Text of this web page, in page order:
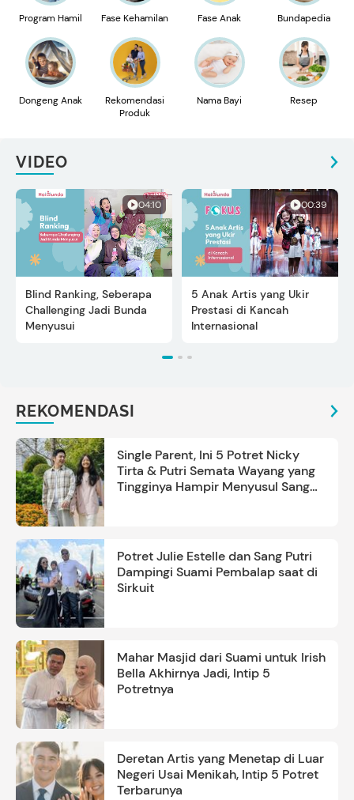
Program Hamil Fase Kehamilan Fase Anak Bundapedia
Dongeng Anak
Rekomendasi
Produk
Nama Bayi Resep
VIDEO
04:10
Blind Ranking, Seberapa
Challenging Jadi Bunda
Menyusui
00:39
5 Anak Artis yang Ukir
Prestasi di Kancah
Internasional
REKOMENDASI
Single Parent, Ini 5 Potret Nicky
Tirta & Putri Semata Wayang yang
Tingginya Hampir Menyusul Sang
Potret Julie Estelle dan Sang Putri
Dampingi Suami Pembalap saat di
Sirkuit
Mahar Masjid dari Suami untuk Irish
Bella Akhirnya Jadi, Intip 5
Potretnya
Deretan Artis yang Menetap di Luar
Negeri Usai Menikah, Intip 5 Potret
Terbarunya